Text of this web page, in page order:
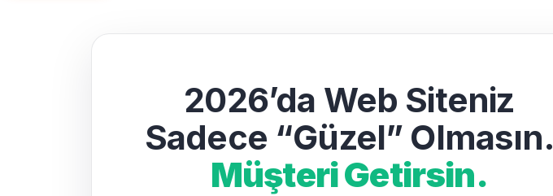
2026’da Web Siteniz
Sadece “Güzel” Olmasın.
Müşteri Getirsin.